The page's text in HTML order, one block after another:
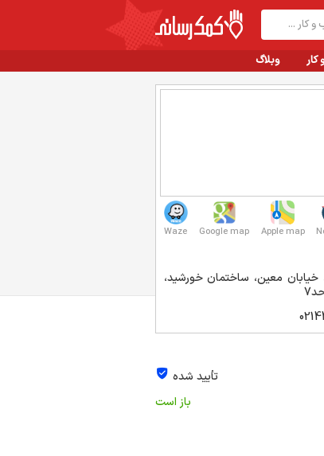
وبلاگ
Apple map
Google map
Waze
خیابان معین، ساختمان خورشید،
تأیید شده
باز است